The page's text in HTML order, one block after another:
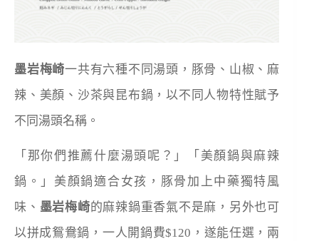
墨岩梅崎一共有六種不同湯頭，豚骨、山椒、麻
辣、美顏、沙茶與昆布鍋，以不同人物特性賦予
不同湯頭名稱。
「那你們推薦什麼湯頭呢？」「美顏鍋與麻辣
鍋。」美顏鍋適合女孩，豚骨加上中藥獨特風
味、 墨岩梅崎的麻辣鍋重香氣不是麻，另外也可
以拼成鴛鴦鍋，一人開鍋費$120 ，遂能任選，兩